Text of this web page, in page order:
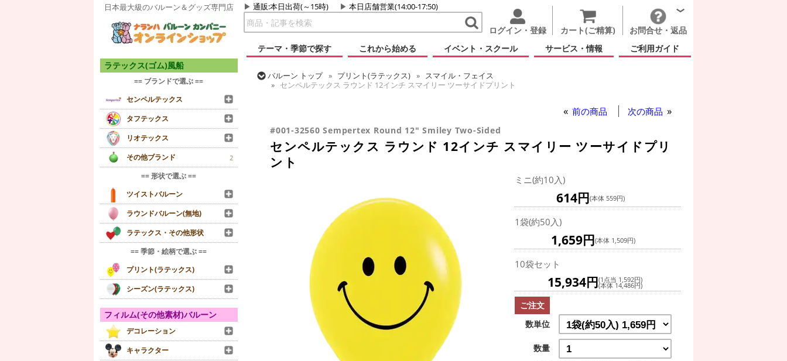
日本最大級のバルーン＆グッズ専門店 通販:本日出荷(～15時) 本日店舗営業(14:00-17:50)
ログイン・登録 カート(ご精算)
お問合せ・返品
テーマ・季節で探す
これから始める イベント・スクール サービス・情報 ご利用ガイド
ラテックス(ゴム)風船
== ブランドで選ぶ ==
センペルテックス
タフテックス
リオテックス
その他ブランド
2
== 形状で選ぶ ==
ツイストバルーン
ラウンドバルーン(無地)
ラテックス・その他形状
== 季節・絵柄で選ぶ ==
プリント(ラテックス)
シーズン(ラテックス)
フィルム(その他素材)バルーン
デコレーション
キャラクター
バルーン トップ プリント(ラテックス)
スマイル・フェイス
センペルテックス ラウンド 12インチ スマイリー ツーサイドプリント
前の商品 次の商品
#001-32560 Sempertex Round 12" Smiley Two-Sided
センペルテックス ラウンド 12インチ スマイリー ツーサイドプリ
ント
ミニ(約10入)
614円(本体 559円)
1袋(約50入)
1,659円(本体 1,509円)
10袋セット
15,934円(1点当 1,592円)
(本体 14,486円)
ご注文
数単位
数量